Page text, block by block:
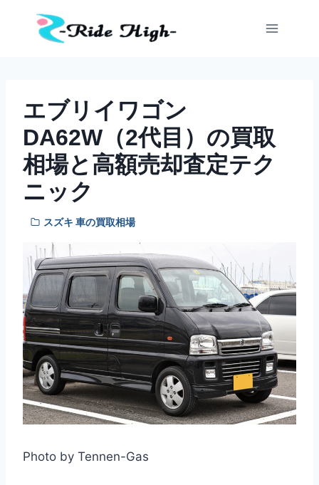
エブリイワゴン
DA62W（2代目）の買取
相場と高額売却査定テク
ニック
スズキ 車の買取相場
Photo by Tennen-Gas